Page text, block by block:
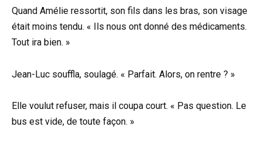
Quand Amélie ressortit, son fils dans les bras, son visage
était moins tendu. « Ils nous ont donné des médicaments.
Tout ira bien. »
Jean-Luc souffla, soulagé. « Parfait. Alors, on rentre ? »
Elle voulut refuser, mais il coupa court. « Pas question. Le
bus est vide, de toute façon. »